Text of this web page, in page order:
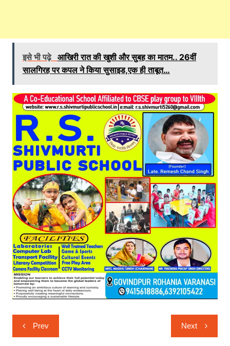
इसे भी पढ़े आखिरी रात की खुशी और सुबह का मातम.. 26वीं
सालगिरह पर कपल ने किया सुसाइड,एक ही ताबूत…
Post
navigation
Prev Next